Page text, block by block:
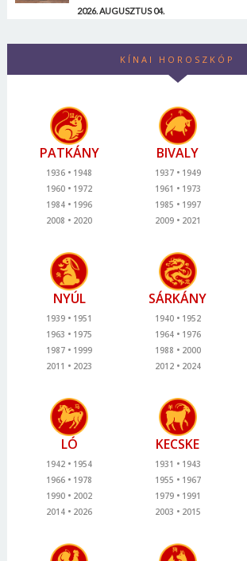
2026. AUGUSZTUS 04.
KÍNAI HOROSZKÓP
PATKÁNY
1936
1948
1960
1972
1984
1996
2008
2020
BIVALY
1937
1949
1961
1973
1985
1997
2009
2021
NYÚL
1939
1951
1963
1975
1987
1999
2011
2023
SÁRKÁNY
1940
1952
1964
1976
1988
2000
2012
2024
LÓ
1942
1954
1966
1978
1990
2002
2014
2026
KECSKE
1931
1943
1955
1967
1979
1991
2003
2015